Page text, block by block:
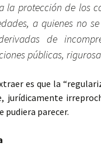
protección de los
a quienes no
de
públicas,
es que la
jurídicamente
pudiera parecer.